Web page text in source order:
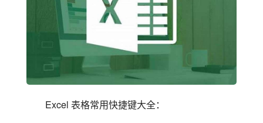
Excel 表格常用快捷键大全：